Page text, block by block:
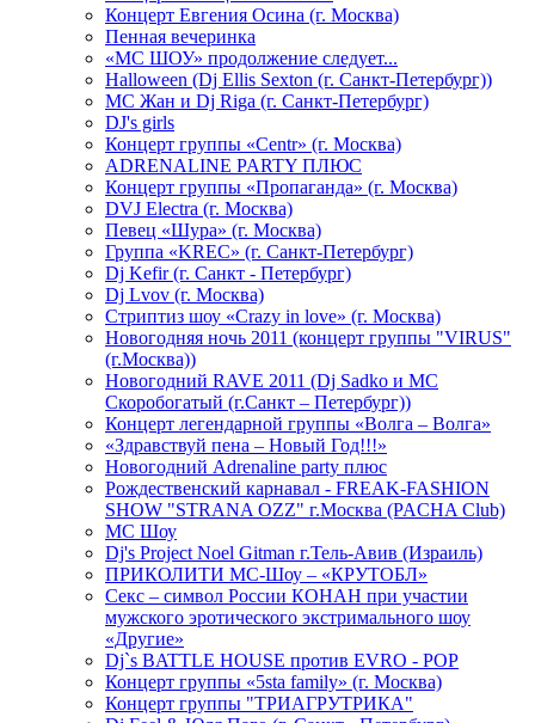
Концерт Евгения Осина (г. Москва)
Пенная вечеринка
«МС ШОУ» продолжение следует...
Halloween (Dj Ellis Sexton (г. Санкт-Петербург))
МС Жан и Dj Riga (г. Санкт-Петербург)
DJ's girls
Концерт группы «Centr» (г. Москва)
ADRENALINE PARTY ПЛЮС
Концерт группы «Пропаганда» (г. Москва)
DVJ Electra (г. Москва)
Певец «Шура» (г. Москва)
Группа «KREC» (г. Санкт-Петербург)
Dj Kefir (г. Санкт - Петербург)
Dj Lvov (г. Москва)
Стриптиз шоу «Crazy in love» (г. Москва)
Новогодняя ночь 2011 (концерт группы "VIRUS"
(г.Москва))
Новогодний RAVE 2011 (Dj Sadko и MC
Скоробогатый (г.Санкт – Петербург))
Концерт легендарной группы «Волга – Волга»
«Здравствуй пена – Новый Год!!!»
Новогодний Adrenaline party плюс
Рождественский карнавал - FREAK-FASHION
SHOW "STRANA OZZ" г.Москва (PACHA Club)
MC Шоу
Dj's Project Noel Gitman г.Тель-Авив (Израиль)
ПРИКОЛИТИ МС-Шоу – «КРУТОБЛ»
Секс – символ России КОНАН при участии
мужского эротического экстримального шоу
«Другие»
Dj`s BATTLE HOUSE против EVRO - POP
Концерт группы «5sta family» (г. Москва)
Концерт группы "ТРИАГРУТРИКА"